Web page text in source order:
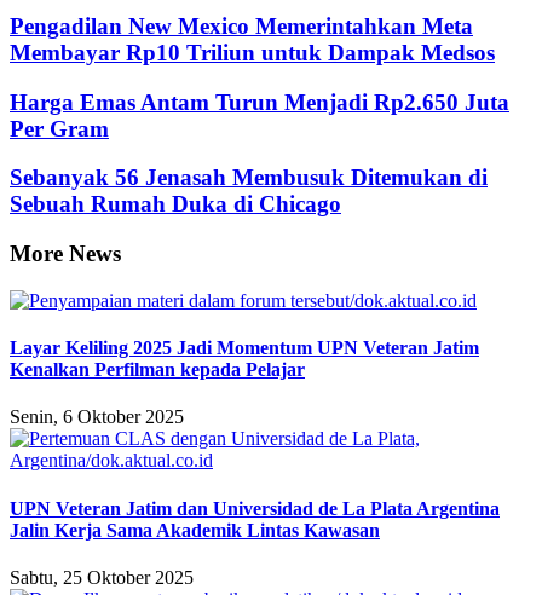
Pengadilan New Mexico Memerintahkan Meta
Membayar Rp10 Triliun untuk Dampak Medsos
Harga Emas Antam Turun Menjadi Rp2.650 Juta
Per Gram
Sebanyak 56 Jenasah Membusuk Ditemukan di
Sebuah Rumah Duka di Chicago
More News
Layar Keliling 2025 Jadi Momentum UPN Veteran Jatim
Kenalkan Perfilman kepada Pelajar
Senin, 6 Oktober 2025
UPN Veteran Jatim dan Universidad de La Plata Argentina
Jalin Kerja Sama Akademik Lintas Kawasan
Sabtu, 25 Oktober 2025